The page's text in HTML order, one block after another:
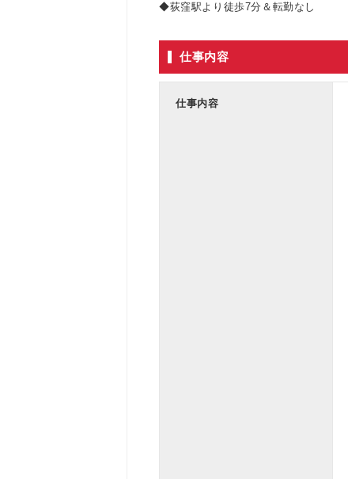
◆荻窪駅より徒歩7分＆転勤なし
仕事内容
仕事内容